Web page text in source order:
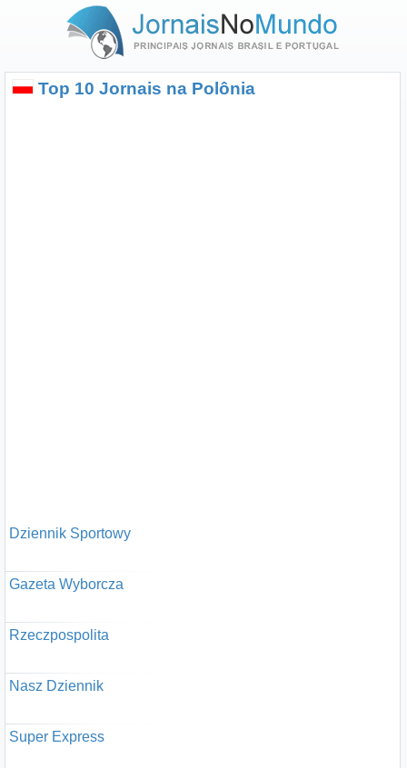
Top 10 Jornais na Polônia
Dziennik Sportowy
Gazeta Wyborcza
Rzeczpospolita
Nasz Dziennik
Super Express